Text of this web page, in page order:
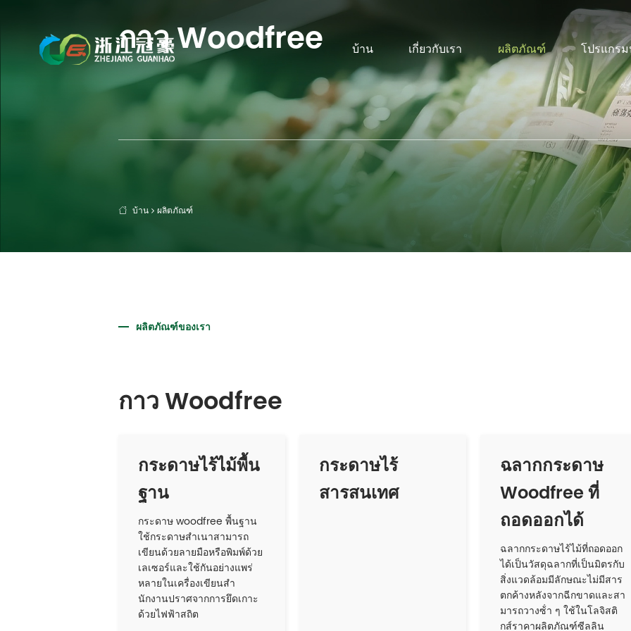
บ้าน เกี่ยวกับเรา ผลิตภัณฑ์ โปรแกร
กาว Woodfree
 บ้าน ผลิตภัณฑ์
ผลิตภัณฑ์ของเรา
กาว Woodfree
กระดาษไร้ไม้พื้น
ฐาน
กระดาษ woodfree พื้นฐาน
ใช้กระดาษสําเนาสามารถ
เขียนด้วยลายมือหรือพิมพ์ด้วย
เลเซอร์และใช้กันอย่างแพร่
หลายในเครื่องเขียนสํา
นักงานปราศจากการยึดเกาะ
ด้วยไฟฟ้าสถิต
กระดาษไร้
สารสนเทศ
ฉลากกระดาษ
Woodfree ที่
ถอดออกได้
ฉลากกระดาษไร้ไม้ที่ถอดออก
ได้เป็นวัสดุฉลากที่เป็นมิตรกับ
สิ่งแวดล้อมมีลักษณะไม่มีสาร
ตกค้างหลังจากฉีกขาดและสา
มารถวางซ้ํา ๆ ใช้ในโลจิสติ
กส์ราคาผลิตภัณฑ์ซีลลิน